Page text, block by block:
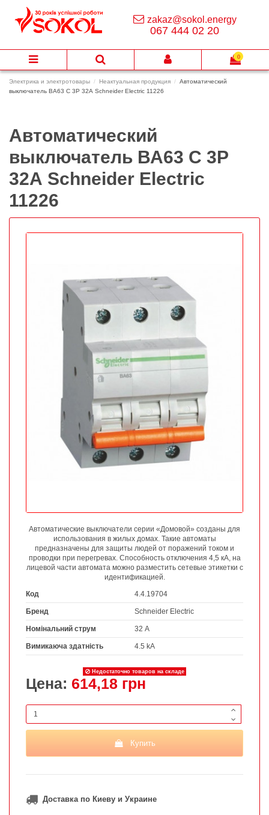
Электрика и электротовары Неактуальная продукция
Автоматический
выключатель ВА63 C 3Р 32А Schneider Electric 11226
Автоматический
выключатель ВА63 C 3Р
32А Schneider Electric
11226
Автоматические выключатели серии «Домовой» созданы для
использования в жилых домах. Такие автоматы
предназначены для защиты людей от поражений током и
проводки при перегревах. Способность отключения 4,5 кА, на
лицевой части автомата можно разместить сетевые этикетки с
идентификацией.
Код
4.4.19704
Бренд Schneider Electric
Номінальний струм 32 А
Вимикаюча здатність 4.5 kA
Недостаточно товаров на складе
Цена: 614,18 грн
Купить
Доставка по Киеву и Украине
zakaz@sokol.energy
067 444 02 20
0